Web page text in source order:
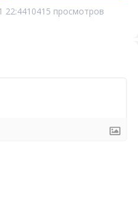
22:4410415 просмотров